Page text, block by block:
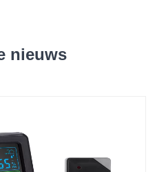
nieuws